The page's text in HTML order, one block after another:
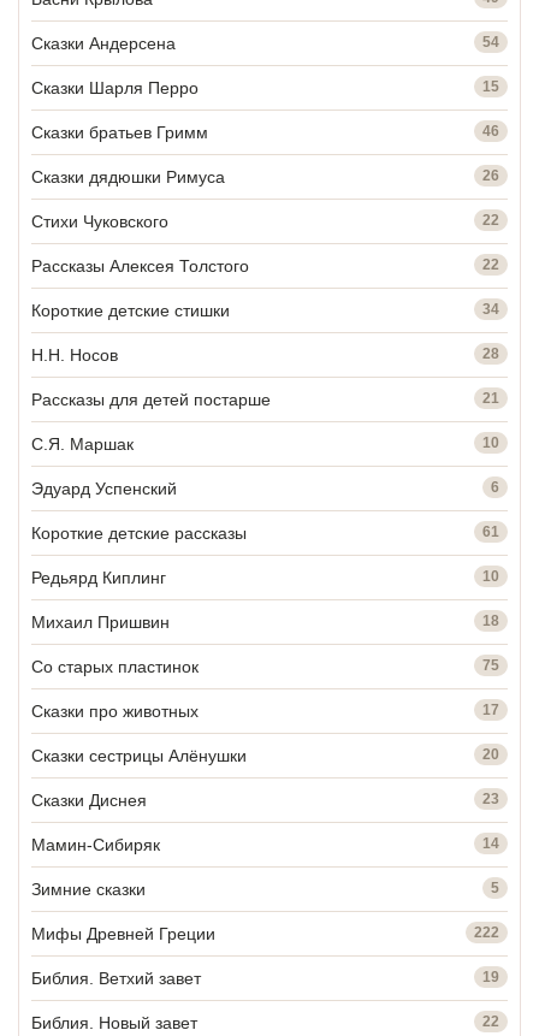
Сказки Андерсена 54
Сказки Шарля Перро 15
Сказки братьев Гримм 46
Сказки дядюшки Римуса 26
Стихи Чуковского 22
Рассказы Алексея Толстого 22
Короткие детские стишки 34
Н.Н. Носов 28
Рассказы для детей постарше 21
С.Я. Маршак 10
Эдуард Успенский 6
Короткие детские рассказы 61
Редьярд Киплинг 10
Михаил Пришвин 18
Со старых пластинок 75
Сказки про животных 17
Сказки сестрицы Алёнушки 20
Сказки Диснея 23
Мамин-Сибиряк 14
Зимние сказки 5
Мифы Древней Греции 222
Библия. Ветхий завет 19
Библия. Новый завет 22